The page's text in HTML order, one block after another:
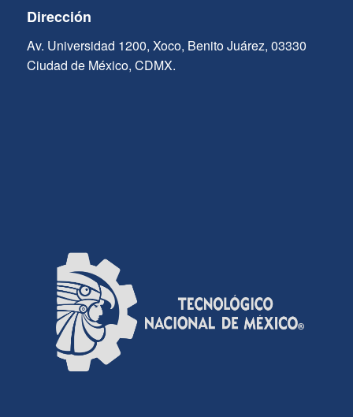
Dirección
Av. Universidad 1200, Xoco, Benito Juárez, 03330
Ciudad de México, CDMX.